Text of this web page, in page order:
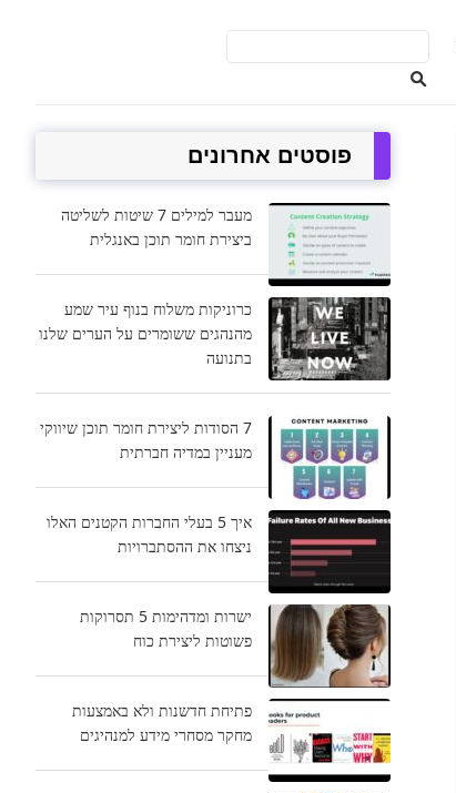
פוסטים אחרונים
מעבר למילים 7 שיטות לשליטה
ביצירת חומר תוכן באנגלית
כרוניקות משלוח בנוף עיר שמע
מהנהגים ששומרים על הערים שלנו
בתנועה
7 הסודות ליצירת חומר תוכן שיווקי
מעניין במדיה חברתית
איך 5 בעלי החברות הקטנים האלו
ניצחו את ההסתברויות
ישרות ומדהימות 5 תסרוקות
פשוטות ליצירת כוח
פתיחת חדשנות ולא באמצעות
מחקר מסחרי מידע למנהיגים